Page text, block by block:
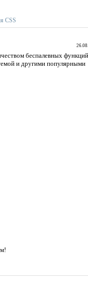
CSS
беспалевных
и другими популярными